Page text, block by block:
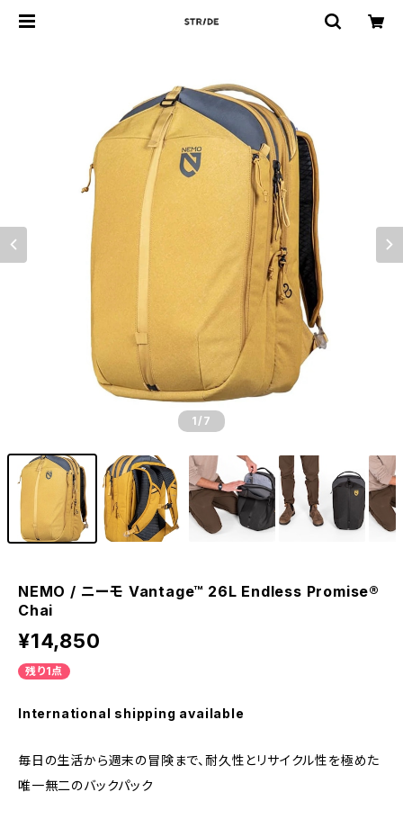
1 /7
NEMO / ニーモ Vantage™ 26L Endless Promise®
Chai
¥14,850
残り1点
International shipping available
毎日の生活から週末の冒険まで、耐久性とリサイクル性を極めた
唯一無二のバックパック